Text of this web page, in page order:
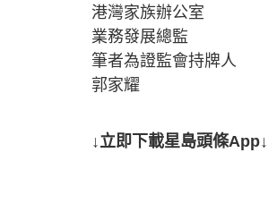
港灣家族辦公室
業務發展總監
筆者為證監會持牌人
郭家耀
↓立即下載星島頭條App↓